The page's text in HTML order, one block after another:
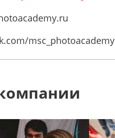
msc_photoacademy